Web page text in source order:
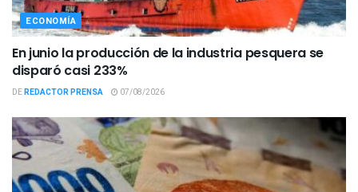
ECONOMÍA
En junio la producción de la industria pesquera se
disparó casi 233%
DEREDACTOR PRENSA 07/08/2026